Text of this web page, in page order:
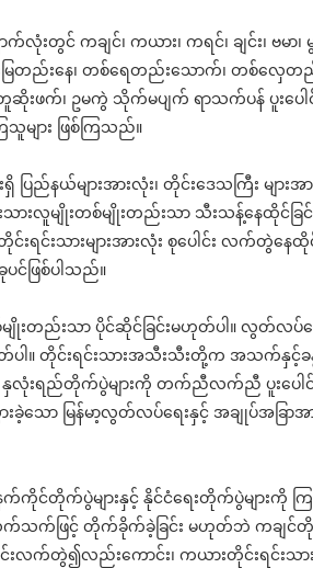
းတွင် ကချင်၊ ကယား၊ ကရင်၊ ချင်း၊ ဗမာ၊
ြေတည်းနေ၊ တစ်ရေတည်းသောက်၊ တစ်လှေတ
တူဆိုးဖက်၊ ဥမကွဲ သိုက်မပျက် ရာသက်ပန် ပူး
ျား ဖြစ်ကြသည်။
ပြည်နယ်များအားလုံး၊ တိုင်းဒေသကြီး မျ
းလူမျိုးတစ်မျိုးတည်းသာ သီးသန့်နေထိုင်ခြင်း
င်းရင်းသားများအားလုံး စုပေါင်း လက်တွဲန
င်ဖြစ်ပါသည်။
ျိုးတည်းသာ ပိုင်ဆိုင်ခြင်းမဟုတ်ပါ။ လွတ်လပ်
တ်ပါ။ တိုင်းရင်းသားအသီးသီးတို့က အသက်နှင့်
လုံးရည်တိုက်ပွဲများကို တက်ညီလက်ညီ ပူးပေါင်
းခဲ့သော မြန်မာ့လွတ်လပ်ရေးနှင့် အချုပ်အခြာ
ကိုင်တိုက်ပွဲများနှင့် နိုင်ငံရေးတိုက်ပွဲများကို
က်ဖြင့် တိုက်ခိုက်ခဲ့ခြင်း မဟုတ်ဘဲ ကချင်တိုင်း
ေါင်းလက်တွဲ၍လည်းကောင်း၊ ကယားတိုင်းရင်းသ